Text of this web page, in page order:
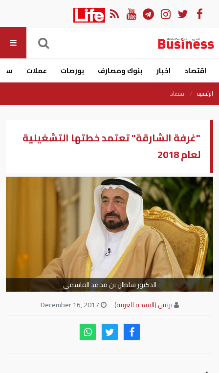
اقتصاد اخبار بنوك ومصارف بورصات عملات
الرئيسية اقتصاد
"غرفة الشارقة" تعتمد خطتها التشغيلية
لعام 2018
الدكتور سلطان بن محمد القاسمي
بزنس (النسخة العربية)